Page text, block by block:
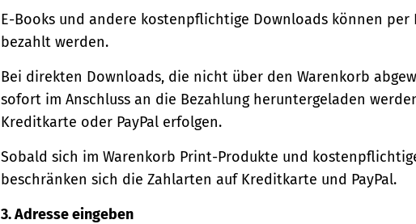
E-Books und andere kostenpflichtige Downloads können per
bezahlt werden.
Bei direkten Downloads, die nicht über den Warenkorb
sofort im Anschluss an die Bezahlung heruntergeladen
Kreditkarte oder PayPal erfolgen.
Sobald sich im Warenkorb Print-Produkte und
beschränken sich die Zahlarten auf Kreditkarte und PayPal.
3. Adresse eingeben